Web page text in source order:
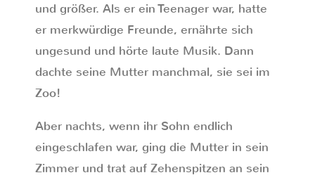
und größer. Als er ein Teenager war, hatte
er merkwürdige Freunde, ernährte sich
ungesund und hörte laute Musik. Dann
dachte seine Mutter manchmal, sie sei im
Zoo!
Aber nachts, wenn ihr Sohn endlich
eingeschlafen war, ging die Mutter in sein
Zimmer und trat auf Zehenspitzen an sein